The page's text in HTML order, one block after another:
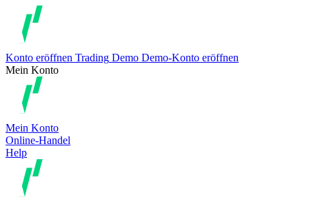
Konto eröffnen Trading Demo Demo-Konto eröffnen
Mein Konto
Mein Konto
Online-Handel
Help